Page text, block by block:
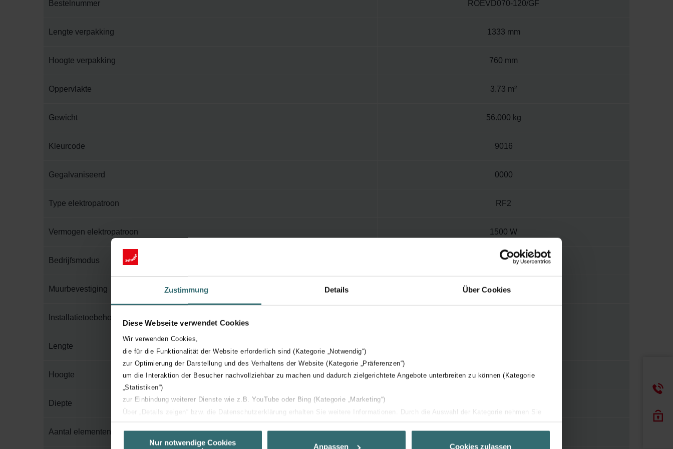
Zustimmung Details Über Cookies
Diese Webseite verwendet Cookies
Wir verwenden Cookies,
die für die Funktionalität der Website erforderlich sind (Kategorie „Notwendig“)
zur Optimierung der Darstellung und des Verhaltens der Website (Kategorie „Präferenzen“)
um die Interaktion der Besucher nachvollziehbar zu machen und dadurch zielgerichtete Angebote unterbreiten zu können (Kategorie
„Statistiken“)
zur Einbindung weiterer Dienste wie z.B. YouTube oder Bing (Kategorie „Marketing“)
Über „Details zeigen“ bzw. die Datenschutzerklärung erhalten Sie weitere Informationen. Durch die Auswahl der Kategorie nehmen Sie
unserer Website verwenden, um Ihnen die bestmögliche Nutzererfahrung zu ermöglichen und Ihnen maßgeschneiderte Informationen
Nur notwendige Cookies
Anpassen Cookies zulassen
Bestelnummer ROEVD070-120/GF
Lengte verpakking 1333 mm
Hoogte verpakking 760 mm
Oppervlakte 3.73 m²
Gewicht 56.000 kg
Kleurcode 9016
Gegalvaniseerd 0000
Type elektropatroon RF2
Vermogen elektropatroon 1500 W
Bedrijfsmodus E
Muurbevestiging WBST
Installatietoebehoren in verpakking
Lengte
Hoogte 700 mm
Diepte
Aantal elementen 16